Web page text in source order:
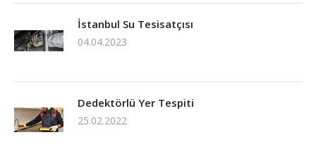
İstanbul Su Tesisatçısı
04.04.2023
Dedektörlü Yer Tespiti
25.02.2022